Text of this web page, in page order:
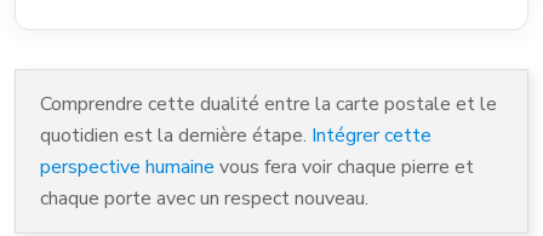
Comprendre cette dualité entre la carte postale et le
quotidien est la dernière étape. Intégrer cette
perspective humaine vous fera voir chaque pierre et
chaque porte avec un respect nouveau.